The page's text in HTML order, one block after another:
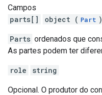
Campos
parts[]
object ( Part )
Parts ordenados que
As partes podem ter
role string
Opcional. O produtor do